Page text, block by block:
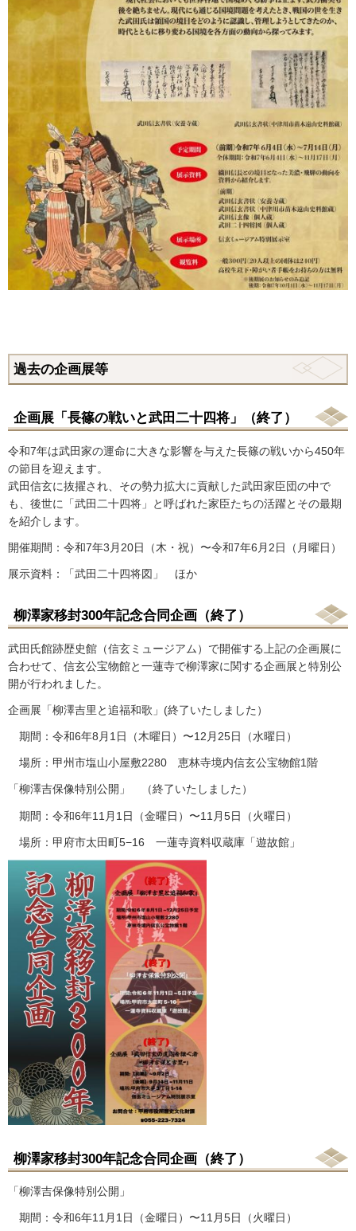
過去の企画展等
企画展「長篠の戦いと武田二十四将」（終了）
令和7年は武田家の運命に大きな影響を与えた長篠の戦いから450年
の節目を迎えます。
武田信玄に抜擢され、その勢力拡大に貢献した武田家臣団の中で
も、後世に「武田二十四将」と呼ばれた家臣たちの活躍とその最期
を紹介します。
開催期間：令和7年3月20日（木・祝）〜令和7年6月2日（月曜日）
展示資料：「武田二十四将図」 ほか
柳澤家移封300年記念合同企画（終了）
武田氏館跡歴史館（信玄ミュージアム）で開催する上記の企画展に
合わせて、信玄公宝物館と一蓮寺で柳澤家に関する企画展と特別公
開が行われました。
企画展「柳澤吉里と追福和歌」(終了いたしました）
期間：令和6年8月1日（木曜日）〜12月25日（水曜日）
場所：甲州市塩山小屋敷2280 恵林寺境内信玄公宝物館1階
「柳澤吉保像特別公開」 （終了いたしました）
期間：令和6年11月1日（金曜日）〜11月5日（火曜日）
場所：甲府市太田町5−16 一蓮寺資料収蔵庫「遊故館」
柳澤家移封300年記念合同企画（終了）
「柳澤吉保像特別公開」
期間：令和6年11月1日（金曜日）〜11月5日（火曜日）